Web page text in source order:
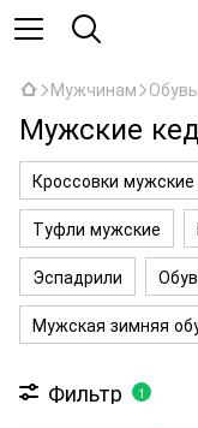
Мужчинам
Мужские
Кроссовки мужские
Туфли мужские
Эспадрили
Мужская зимняя
Фильтр 1